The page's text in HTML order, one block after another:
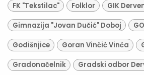
FK "Tekstilac" Folklor GIK
Gimnazija "Jovan Dučić" Doboj
Godišnjice Goran Vinčić Vinča
Gradonačelnik Gradski odbor